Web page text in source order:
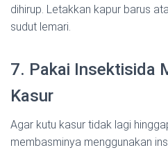
dihirup. Letakkan kapur barus
sudut lemari.
7. Pakai Insektisida
Kasur
Agar kutu kasur tidak lagi
membasminya menggunakan